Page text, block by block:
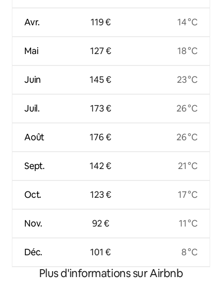
Avr.
Mai
Juin
Juil.
Août
Sept.
Oct.
Nov.
Déc.
119 €
127 €
145 €
173 €
176 €
142 €
123 €
92 €
101 €
14 °C
18 °C
23 °C
26 °C
26 °C
21 °C
17 °C
11 °C
8 °C
Plus d'informations sur Airbnb